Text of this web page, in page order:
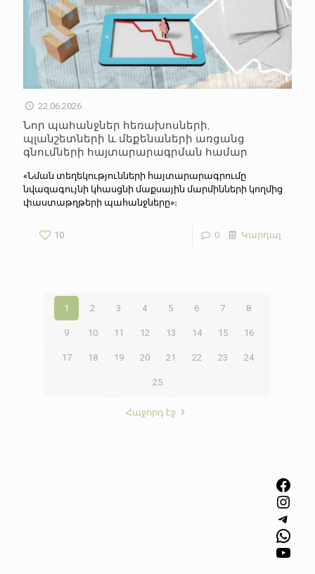
22.06.2026
Նոր պահանջներ հեռախոսների,
պլանշետների և մեքենաների առցանց
գնումների հայտարարագրման համար
«Նման տեղեկությունների հայտարարագրումը
նվազագույնի կհասցնի մաքսային մարմինների կողմից
փաստաթղթերի պահանջները»։
10 0 Կարդալ
1 2 3 4 5 6 7 8
9 10 11 12 13 14 15 16
17 18 19 20 21 22 23 24
25
Հաջորդ էջ
Facebook
Instagram
Telegram
WhatsApp
YouTube